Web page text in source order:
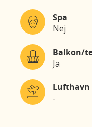
Spa
Nej
Balkon/
Ja
Lufthavn
-